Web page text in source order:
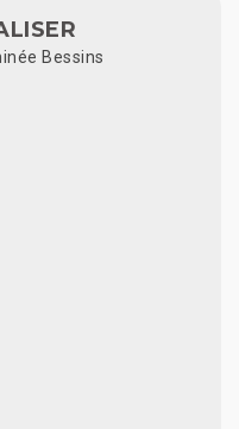
Bessins